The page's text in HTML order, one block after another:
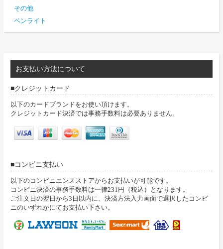
その他
ペンライト
お支払い方法について
クレジットカード
以下のカードブランドをお使い頂けます。
クレジットカード決済では事務手数料は必要ありません。
コンビニ支払い
以下のコンビニエンスストアからお支払いが可能です。
コンビニ決済の事務手数料は一律231円（税込）となります。
ご注文日の翌日から3日以内に、決済方法入力画面で選択したコンビ
ニのいずれかにてお支払い下さい。